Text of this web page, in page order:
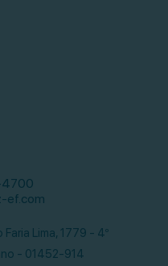
4700
ef.com
Faria Lima, 1779 - 4º
- 01452-914